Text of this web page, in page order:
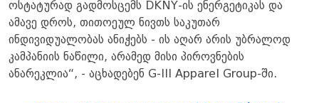
ოსტატურად გადმოსცემს DKNY-ის ენერგეტიკას და
ამავე დროს, თითოეულ ნივთს საკუთარ
ინდივიდუალობას ანიჭებს - ის აღარ არის უბრალოდ
კამპანიის ნაწილი, არამედ მისი პიროვნების
ანარეკლია“, - აცხადებენ G-III Apparel Group-ში.